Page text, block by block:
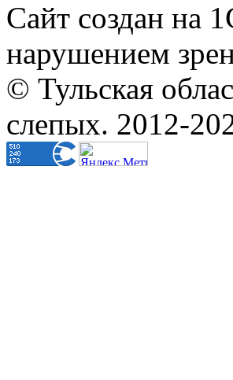
Сайт создан на
нарушением
© Тульская
слепых. 2012-